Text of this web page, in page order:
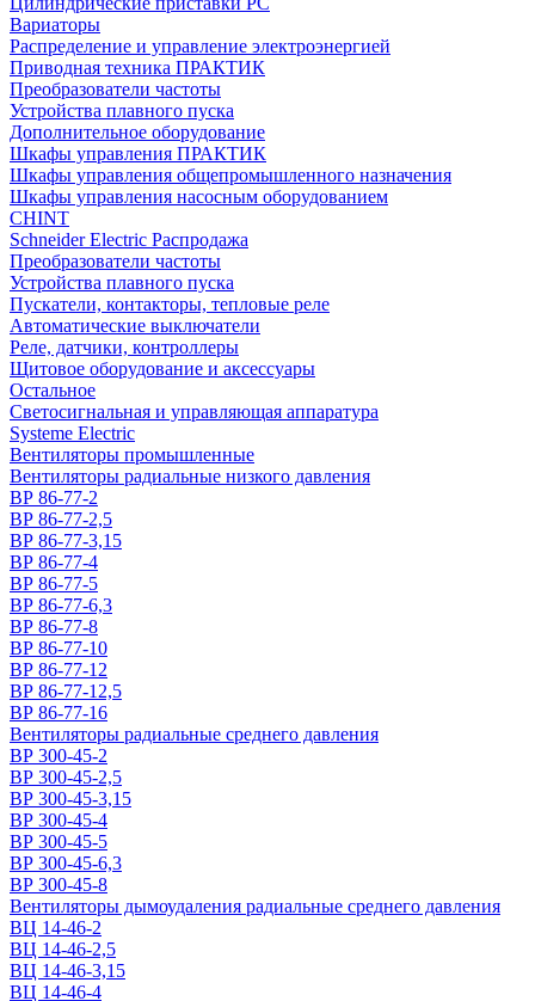
Вариаторы
Распределение и управление электроэнергией
Приводная техника ПРАКТИК
Преобразователи частоты
Устройства плавного пуска
Дополнительное оборудование
Шкафы управления ПРАКТИК
Шкафы управления общепромышленного назначения
Шкафы управления насосным оборудованием
CHINT
Schneider Electric Распродажа
Преобразователи частоты
Устройства плавного пуска
Пускатели, контакторы, тепловые реле
Автоматические выключатели
Реле, датчики, контроллеры
Щитовое оборудование и аксессуары
Остальное
Светосигнальная и управляющая аппаратура
Systeme Electric
Вентиляторы промышленные
Вентиляторы радиальные низкого давления
ВР 86-77-2
ВР 86-77-2,5
ВР 86-77-3,15
ВР 86-77-4
ВР 86-77-5
ВР 86-77-6,3
ВР 86-77-8
ВР 86-77-10
ВР 86-77-12
ВР 86-77-12,5
ВР 86-77-16
Вентиляторы радиальные среднего давления
ВР 300-45-2
ВР 300-45-2,5
ВР 300-45-3,15
ВР 300-45-4
ВР 300-45-5
ВР 300-45-6,3
ВР 300-45-8
Вентиляторы дымоудаления радиальные среднего давления
ВЦ 14-46-2
ВЦ 14-46-2,5
ВЦ 14-46-3,15
ВЦ 14-46-4